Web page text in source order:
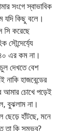
সংগে স্বাভাবিক
কিছু বলে।
সি করেছে
সৌন্দের্য্যে
এর কম না।
দেখতে বেশ
নাকি হাজবেন্ডের
আমার চোখে পড়েই
বুঝলাম না।
ছেড়ে হাঁটছে, মনে
তা কি সম্ভব?